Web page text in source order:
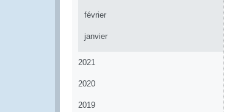
février
janvier
2021
2020
2019